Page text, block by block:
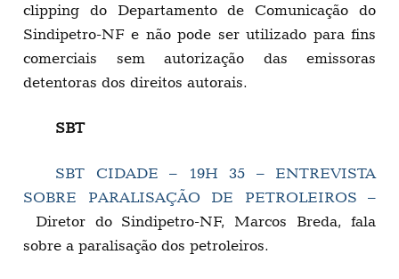
clipping do Departamento de Comunicação do
Sindipetro-NF e não pode ser utilizado para fins
comerciais sem autorização das emissoras
detentoras dos direitos autorais.
SBT
SBT CIDADE – 19H 35 – ENTREVISTA
SOBRE PARALISAÇÃO DE PETROLEIROS –
Diretor do Sindipetro-NF, Marcos Breda, fala
sobre a paralisação dos petroleiros.